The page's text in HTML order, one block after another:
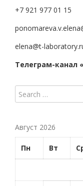
+7 921 977 01 15
elena@t-
Телеграм-канал
Август 2026
Пн Вт